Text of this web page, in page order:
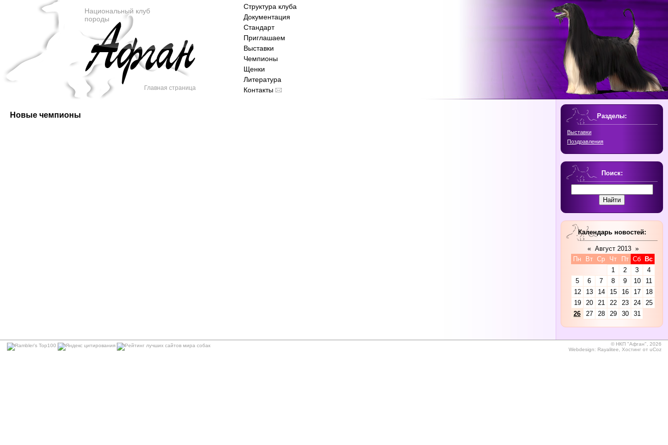
Национальный клуб
породы
Главная страница
Структура клуба
Документация
Стандарт
Приглашаем
Выставки
Чемпионы
Щенки
Литература
Контакты
Новые чемпионы Разделы:
Выставки
Поздравления
Поиск:
Календарь новостей:
« Август 2013 »
Пн
Вт Ср Чт Пт Сб
Вс
1
2 3
4
5
6 7 8 9 10
11
12
13 14 15 16 17
18
19
20 21 22 23 24
25
26
27 28 29 30 31
©НКП "Афган", 2026
Webdesign: Rayalitee Хостинг от uCoz